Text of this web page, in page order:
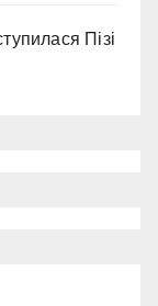
Пізі